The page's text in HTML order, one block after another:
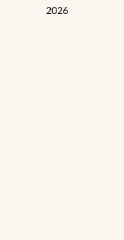
2026